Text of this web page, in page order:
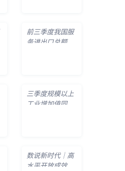
前三季度我国服
务进出口总额同
三季度规模以上
工业增加值同比
数说新时代｜高
水平开放成效显